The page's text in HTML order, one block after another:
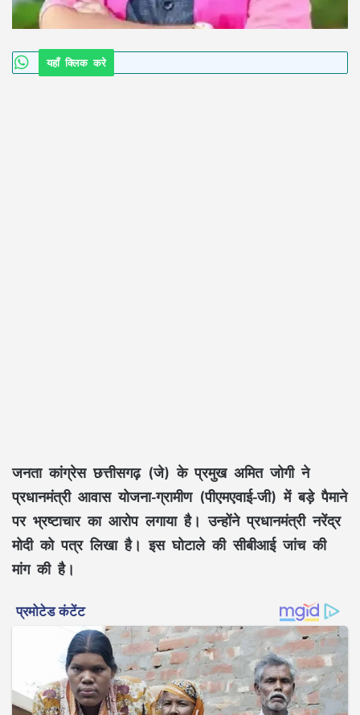
यहाँ क्लिक करे
जनता कांग्रेस छत्तीसगढ़ (जे) के प्रमुख अमित जोगी ने
प्रधानमंत्री आवास योजना-ग्रामीण (पीएमएवाई-जी) में बड़े पैमाने
पर भ्रष्टाचार का आरोप लगाया है। उन्होंने प्रधानमंत्री नरेंद्र
मोदी को पत्र लिखा है। इस घोटाले की सीबीआई जांच की
मांग की है।